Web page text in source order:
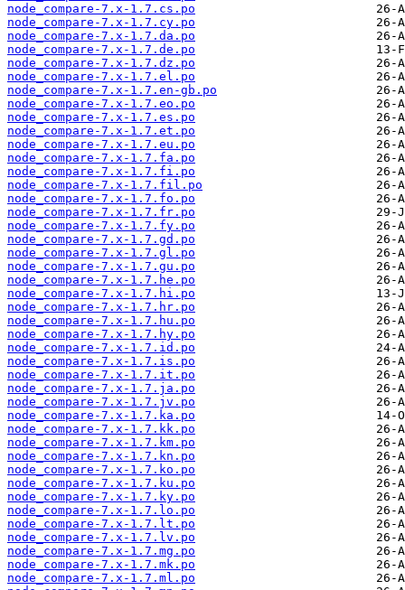
node_compare-7.x-1.7.cs.po
node_compare-7.x-1.7.cy.po
node_compare-7.x-1.7.da.po
node_compare-7.x-1.7.de.po
node_compare-7.x-1.7.dz.po
node_compare-7.x-1.7.el.po
node_compare-7.x-1.7.en-gb.po
node_compare-7.x-1.7.eo.po
node_compare-7.x-1.7.es.po
node_compare-7.x-1.7.et.po
node_compare-7.x-1.7.eu.po
node_compare-7.x-1.7.fa.po
node_compare-7.x-1.7.fi.po
node_compare-7.x-1.7.fil.po
node_compare-7.x-1.7.fo.po
node_compare-7.x-1.7.fr.po
node_compare-7.x-1.7.fy.po
node_compare-7.x-1.7.gd.po
node_compare-7.x-1.7.gl.po
node_compare-7.x-1.7.gu.po
node_compare-7.x-1.7.he.po
node_compare-7.x-1.7.hi.po
node_compare-7.x-1.7.hr.po
node_compare-7.x-1.7.hu.po
node_compare-7.x-1.7.hy.po
node_compare-7.x-1.7.id.po
node_compare-7.x-1.7.is.po
node_compare-7.x-1.7.it.po
node_compare-7.x-1.7.ja.po
node_compare-7.x-1.7.jv.po
node_compare-7.x-1.7.ka.po
node_compare-7.x-1.7.kk.po
node_compare-7.x-1.7.km.po
node_compare-7.x-1.7.kn.po
node_compare-7.x-1.7.ko.po
node_compare-7.x-1.7.ku.po
node_compare-7.x-1.7.ky.po
node_compare-7.x-1.7.lo.po
node_compare-7.x-1.7.lt.po
node_compare-7.x-1.7.lv.po
node_compare-7.x-1.7.mg.po
node_compare-7.x-1.7.mk.po
node_compare-7.x-1.7.ml.po